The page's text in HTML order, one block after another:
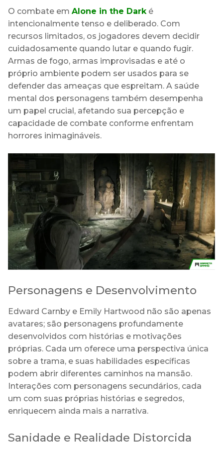
O combate em Alone in the Darké
intencionalmente tenso e deliberado. Com
recursos limitados, os jogadores devem decidir
cuidadosamente quando lutar e quando fugir.
Armas de fogo, armas improvisadas e até o
próprio ambiente podem ser usados para se
defender das ameaças que espreitam. A saúde
mental dos personagens também desempenha
um papel crucial, afetando sua percepção e
capacidade de combate conforme enfrentam
horrores inimagináveis.
Personagens e Desenvolvimento
Edward Carnby e Emily Hartwood não são apenas
avatares; são personagens profundamente
desenvolvidos com histórias e motivações
próprias. Cada um oferece uma perspectiva única
sobre a trama, e suas habilidades específicas
podem abrir diferentes caminhos na mansão.
Interações com personagens secundários, cada
um com suas próprias histórias e segredos,
enriquecem ainda mais a narrativa.
Sanidade e Realidade Distorcida